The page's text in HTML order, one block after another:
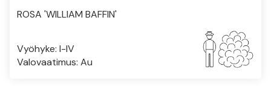
ROSA 'WILLIAM BAFFIN'
Vyöhyke: I-IV
Valovaatimus: Au